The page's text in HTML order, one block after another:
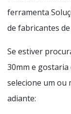
ferramenta
de fabricantes
Se estiver
30mm e
selecione um ou
adiante: